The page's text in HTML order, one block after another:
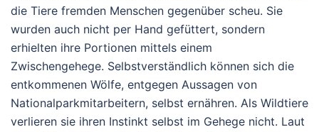
die Tiere fremden Menschen gegenüber scheu. Sie
wurden auch nicht per Hand gefüttert, sondern
erhielten ihre Portionen mittels einem
Zwischengehege. Selbstverständlich können sich die
entkommenen Wölfe, entgegen Aussagen von
Nationalparkmitarbeitern, selbst ernähren. Als Wildtiere
verlieren sie ihren Instinkt selbst im Gehege nicht. Laut